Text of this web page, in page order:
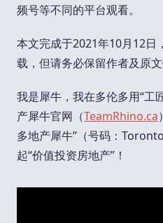
频号等不同的平台观看。
本文完成于2021年10月12日
载，但请务必保留作者及原文
我是犀牛，我在多伦多用“工
产犀牛官网（TeamRhino.ca
多地产犀牛”（号码：
起“价值投资房地产”！